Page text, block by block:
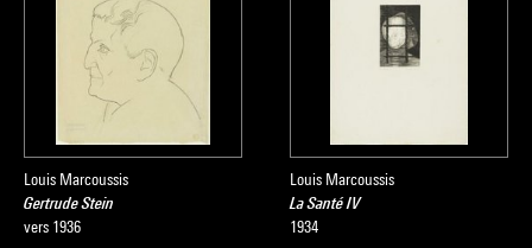
Louis Marcoussis
Gertrude Stein
vers 1936
Louis Marcoussis
La Santé IV
1934